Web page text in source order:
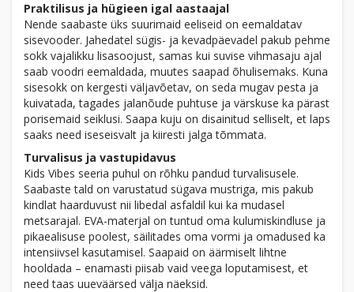
Praktilisus ja hügieen igal aastaajal
Nende saabaste üks suurimaid eeliseid on eemaldatav
sisevooder. Jahedatel sügis- ja kevadpäevadel pakub pehme
sokk vajalikku lisasoojust, samas kui suvise vihmasaju ajal
saab voodri eemaldada, muutes saapad õhulisemaks. Kuna
sisesokk on kergesti väljavõetav, on seda mugav pesta ja
kuivatada, tagades jalanõude puhtuse ja värskuse ka pärast
porisemaid seiklusi. Saapa kuju on disainitud selliselt, et laps
saaks need iseseisvalt ja kiiresti jalga tõmmata.
Turvalisus ja vastupidavus
Kids Vibes seeria puhul on rõhku pandud turvalisusele.
Saabaste tald on varustatud sügava mustriga, mis pakub
kindlat haarduvust nii libedal asfaldil kui ka mudasel
metsarajal. EVA-materjal on tuntud oma kulumiskindluse ja
pikaealisuse poolest, säilitades oma vormi ja omadused ka
intensiivsel kasutamisel. Saapaid on äärmiselt lihtne
hooldada – enamasti piisab vaid veega loputamisest, et
need taas uueväärsed välja näeksid.